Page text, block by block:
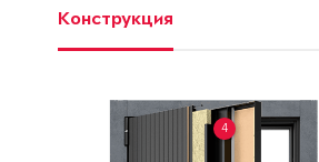
Конструкция
4